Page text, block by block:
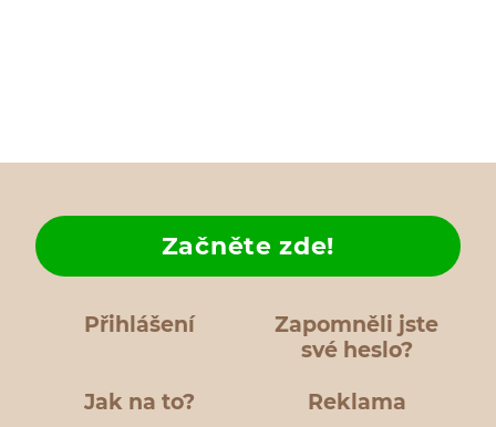
Přihlášení
Zapomněli jste
své heslo?
Jak na to?
Začněte zde!
Reklama